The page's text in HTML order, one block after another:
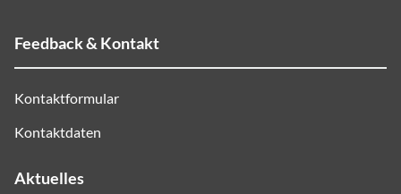
Feedback & Kontakt
Kontaktformular
Kontaktdaten
Aktuelles